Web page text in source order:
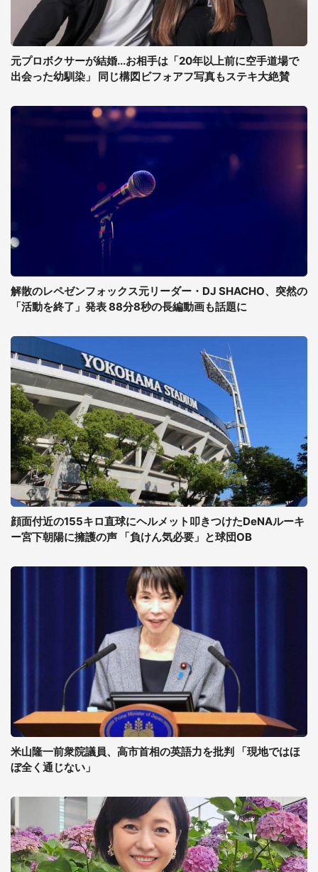
元プロボクサーが結婚...お相手は「20年以上前に空手道場で
出会った幼馴染」 同じ構図ビフォアフ写真もステキ大絶賛
解散のレペゼンフォックス元リーダー・DJ SHACHO、突然の
「活動を終了」発表 88分8秒の長編動画も話題に
顔面付近の155キロ直球にヘルメット叩きつけたDeNAルーキ
ー宮下朝陽に擁護の声 「負けん気必要」と球団OB
米山隆一前衆院議員、高市首相の英語力を批判 「現地ではほ
ぼ全く通じない」